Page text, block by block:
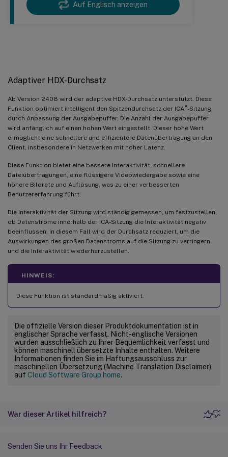
Auf Englisch anzeigen
Adaptiver HDX-Durchsatz
Ab Version 2408 wird der adaptive HDX-Durchsatz unterstützt. Diese
Funktion optimiert intelligent den Spitzendurchsatz der ICA ®-Sitzung
durch Anpassung der Ausgabepuffer. Die Anzahl der Ausgabepuffer
wird anfänglich auf einen hohen Wert eingestellt. Dieser hohe Wert
ermöglicht eine schnellere und effizientere Datenübertragung an den
Client, insbesondere in Netzwerken mit hoher Latenz.
Diese Funktion bietet eine bessere Interaktivität, schnellere
Dateiübertragungen, eine flüssigere Videowiedergabe sowie eine
höhere Bildrate und Auflösung, was zu einer verbesserten
Benutzererfahrung führt.
Die Interaktivität der Sitzung wird ständig gemessen, um festzustellen,
ob Datenströme innerhalb der ICA-Sitzung die Interaktivität negativ
beeinflussen. In diesem Fall wird der Durchsatz reduziert, um die
Auswirkungen des großen Datenstroms auf die Sitzung zu verringern
und die Interaktivität wiederherzustellen.
HINWEIS:
Diese Funktion ist standardmäßig aktiviert.
Die offizielle Version dieser Produktdokumentation ist in
englischer Sprache verfasst. Nicht-englische Versionen
wurden ausschließlich zu Ihrer Bequemlichkeit verfasst und
können maschinell übersetzte Inhalte enthalten. Weitere
Informationen finden Sie im Haftungsausschluss zur
maschinellen Übersetzung (Machine Translation Disclaimer)
auf Cloud Software Group home.
War dieser Artikel hilfreich?
Senden Sie uns Ihr Feedback